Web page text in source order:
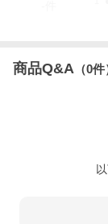
商品Q&A （0件